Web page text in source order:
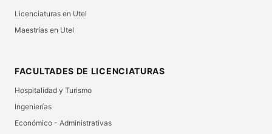
Licenciaturas en Utel
Maestrías en Utel
FACULTADES DE LICENCIATURAS
Hospitalidad y Turismo
Ingenierías
Económico - Administrativas